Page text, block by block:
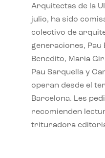
Arquitectas de la
julio, ha sido
colectivo de
generaciones, Pau
Benedito, Maria
Pau Sarquella y
operan desde el
Barcelona. Les
recomienden
trituradora